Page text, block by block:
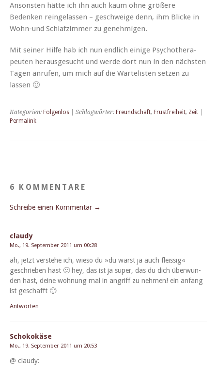
Anson­sten hätte ich ihn auch kaum ohne größere
Bedenken rein­ge­lassen – geschweige denn, ihm Blicke in
Wohn-und Schlafz­im­mer zu genehmigen.
Mit sein­er Hil­fe hab ich nun endlich einige Psy­chother­a­
peuten her­aus­ge­sucht und werde dort nun in den näch­sten
Tagen anrufen, um mich auf die Wartelis­ten set­zen zu
lassen 🙂
Kategorien: Folgenlos | Schlagwörter: Freundschaft, Frustfreiheit, Zeit
Permalink
6 KOMMENTARE
Schreibe einen Kommentar →
claudy
Mo., 19. September 2011 um 00:28
ah, jet­zt ver­ste­he ich, wieso du »du warst ja auch fleis­sig«
geschrieben hast 🙂 hey, das ist ja super, das du dich über­wun­
den hast, deine woh­nung mal in angriff zu nehmen! ein anfang
ist geschafft 🙂
Antworten
Schokokäse
Mo., 19. September 2011 um 20:53
@ claudy: